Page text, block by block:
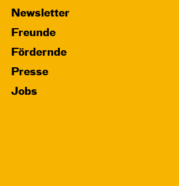
Newsletter
Freunde
Fördernde
Presse
Jobs